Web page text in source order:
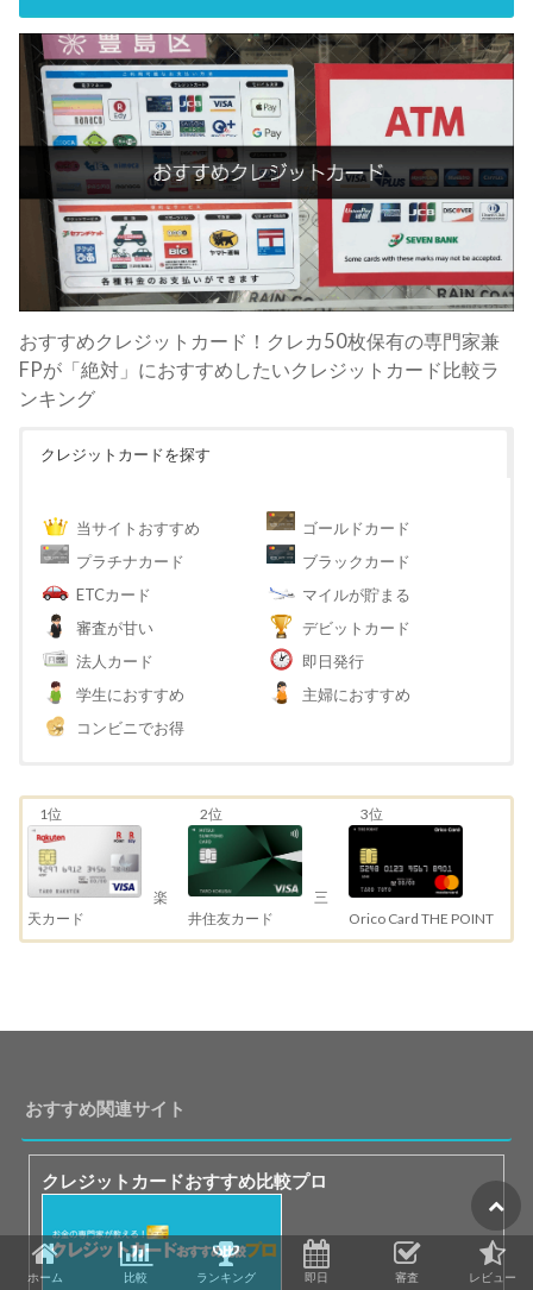
おすすめクレジットカード！クレカ50枚保有の専門家兼
FPが「絶対」におすすめしたいクレジットカード比較ラ
ンキング
クレジットカードを探す
当サイトおすすめ
ゴールドカード
プラチナカード
ブラックカード
ETCカード
マイルが貯まる
審査が甘い
デビットカード
法人カード
即日発行
学生におすすめ
主婦におすすめ
コンビニでお得
1位
楽
天カード
2位
三
井住友カード
3位
Orico Card THE POINT
おすすめ関連サイト
クレジットカードおすすめ比較プロ
ホーム 比較 ランキング 即日 審査 レビュー